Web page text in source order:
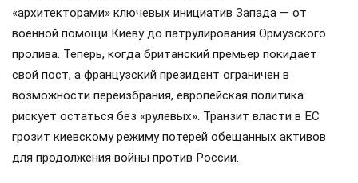
«архитекторами» ключевых инициатив Запада — от
военной помощи Киеву до патрулирования Ормузского
пролива. Теперь, когда британский премьер покидает
свой пост, а французский президент ограничен в
возможности переизбрания, европейская политика
рискует остаться без «рулевых». Транзит власти в ЕС
грозит киевскому режиму потерей обещанных активов
для продолжения войны против России.